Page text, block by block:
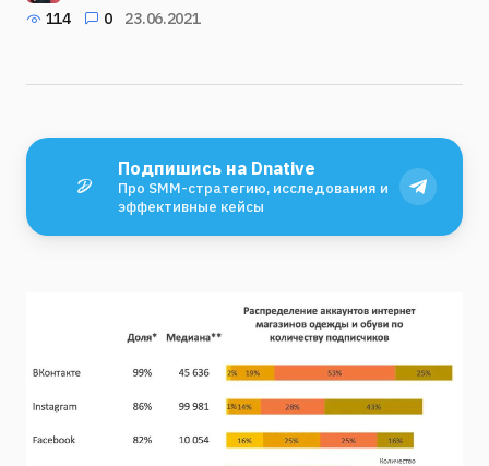
114
0 23.06.2021
Подпишись на Dnative
Про SMM-стратегию, исследования и
эффективные кейсы